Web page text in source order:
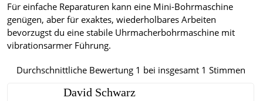
Für einfache Reparaturen kann eine Mini-Bohrmaschine
genügen, aber für exaktes, wiederholbares Arbeiten
bevorzugst du eine stabile Uhrmacherbohrmaschine mit
vibrationsarmer Führung.
Durchschnittliche Bewertung 1 bei insgesamt 1 Stimmen
David Schwarz